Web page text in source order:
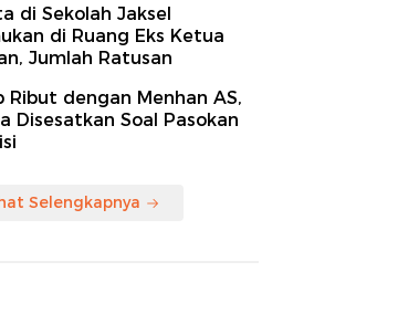
di Sekolah Jaksel
di Ruang Eks Ketua
Jumlah Ratusan
Ribut dengan Menhan AS,
Disesatkan Soal Pasokan
Selengkapnya